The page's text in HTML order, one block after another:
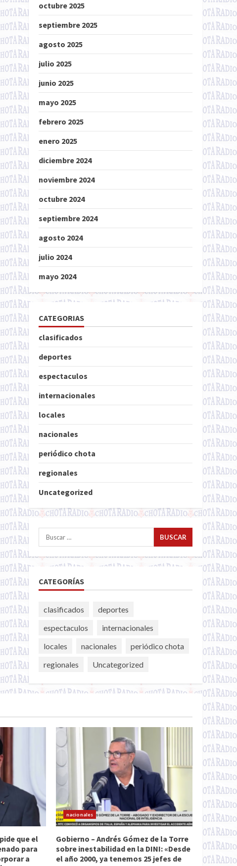
octubre 2025
septiembre 2025
agosto 2025
julio 2025
junio 2025
mayo 2025
febrero 2025
enero 2025
diciembre 2024
noviembre 2024
octubre 2024
septiembre 2024
agosto 2024
julio 2024
mayo 2024
CATEGORIAS
clasificados
deportes
espectaculos
internacionales
locales
nacionales
periódico chota
regionales
Uncategorized
Buscar:
CATEGORÍAS
clasificados
deportes
espectaculos
internacionales
locales
nacionales
periódico chota
regionales
Uncategorized
que el
para
a
nacionales
Gobierno – Andrés Gómez de la Torre
sobre inestabilidad en la DINI: «Desde
el año 2000, ya tenemos 25 jefes de